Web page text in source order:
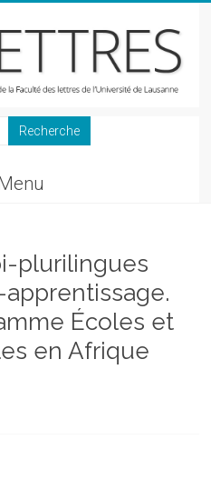
plurilingues
Écoles et
en Afrique